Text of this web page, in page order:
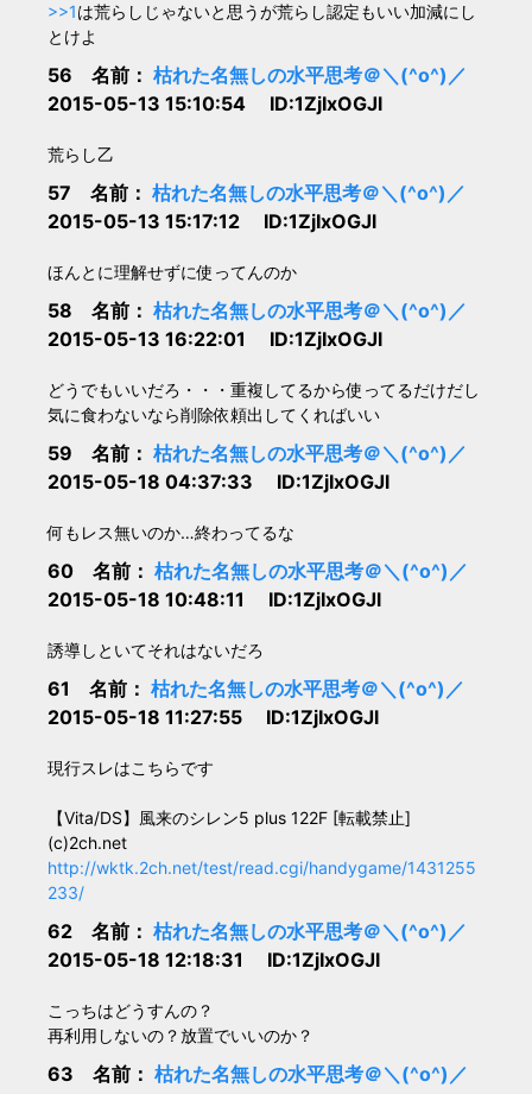
>>1は荒らしじゃないと思うが荒らし認定もいい加減にし
とけよ
56 名前： 枯れた名無しの水平思考＠＼(^o^)／
2015-05-13 15:10:54 ID:1ZjIxOGJl
荒らし乙
57 名前： 枯れた名無しの水平思考＠＼(^o^)／
2015-05-13 15:17:12 ID:1ZjIxOGJl
ほんとに理解せずに使ってんのか
58 名前： 枯れた名無しの水平思考＠＼(^o^)／
2015-05-13 16:22:01 ID:1ZjIxOGJl
どうでもいいだろ・・・重複してるから使ってるだけだし
気に食わないなら削除依頼出してくればいい
59 名前： 枯れた名無しの水平思考＠＼(^o^)／
2015-05-18 04:37:33 ID:1ZjIxOGJl
何もレス無いのか…終わってるな
60 名前： 枯れた名無しの水平思考＠＼(^o^)／
2015-05-18 10:48:11 ID:1ZjIxOGJl
誘導しといてそれはないだろ
61 名前： 枯れた名無しの水平思考＠＼(^o^)／
2015-05-18 11:27:55 ID:1ZjIxOGJl
現行スレはこちらです
【Vita/DS】風来のシレン5 plus 122F [転載禁止]
(c)2ch.net
http://wktk.2ch.net/test/read.cgi/handygame/1431255
233/
62 名前： 枯れた名無しの水平思考＠＼(^o^)／
2015-05-18 12:18:31 ID:1ZjIxOGJl
こっちはどうすんの？
再利用しないの？放置でいいのか？
63 名前： 枯れた名無しの水平思考＠＼(^o^)／